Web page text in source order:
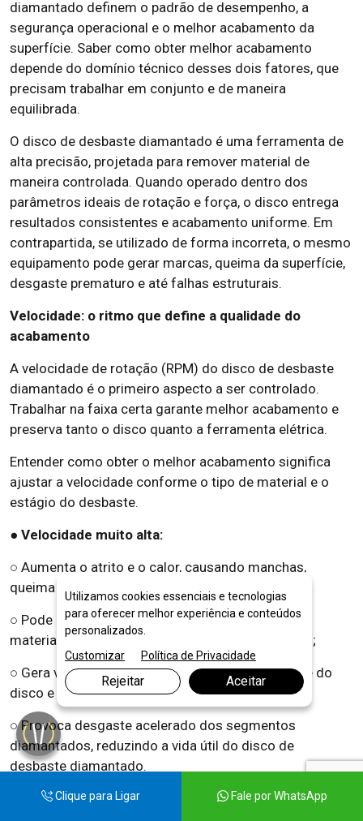
diamantado definem o padrão de desempenho, a
segurança operacional e o melhor acabamento da
superfície. Saber como obter melhor acabamento
depende do domínio técnico desses dois fatores, que
precisam trabalhar em conjunto e de maneira
equilibrada.
O disco de desbaste diamantado é uma ferramenta de
alta precisão, projetada para remover material de
maneira controlada. Quando operado dentro dos
parâmetros ideais de rotação e força, o disco entrega
resultados consistentes e acabamento uniforme. Em
contrapartida, se utilizado de forma incorreta, o mesmo
equipamento pode gerar marcas, queima da superfície,
desgaste prematuro e até falhas estruturais.
Velocidade: o ritmo que define a qualidade do
acabamento
A velocidade de rotação (RPM) do disco de desbaste
diamantado é o primeiro aspecto a ser controlado.
Trabalhar na faixa certa garante melhor acabamento e
preserva tanto o disco quanto a ferramenta elétrica.
Entender como obter o melhor acabamento significa
ajustar a velocidade conforme o tipo de material e o
estágio do desbaste.
● Velocidade muito alta:
○ Aumenta o atrito e o calor, causando manchas,
queima e perda do brilho da superfície;
○ Pode provocar microtrincas, principalmente em
materiais sensíveis como mármore e porcelanato;
○ Gera vibração excessiva, dificultando o controle do
disco e comprometendo a uniformidade;
○ Provoca desgaste acelerado dos segmentos
diamantados, reduzindo a vida útil do disco de
desbaste diamantado.
● Velocidade muito baixa:
Clique para Ligar Fale por WhatsApp
Utilizamos cookies essenciais e tecnologias
para oferecer melhor experiência e conteúdos
personalizados.
Customizar
Política de Privacidade
Rejeitar Aceitar